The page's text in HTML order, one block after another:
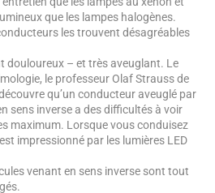
que les lampes halogènes.
les trouvent désagréables
douloureux – et très aveuglant. Le
le professeur Olaf Strauss de
qu’un conducteur aveuglé par
sens inverse a des difficultés à voir
maximum. Lorsque vous conduisez
impressionné par les lumières LED
venant en sens inverse sont tout